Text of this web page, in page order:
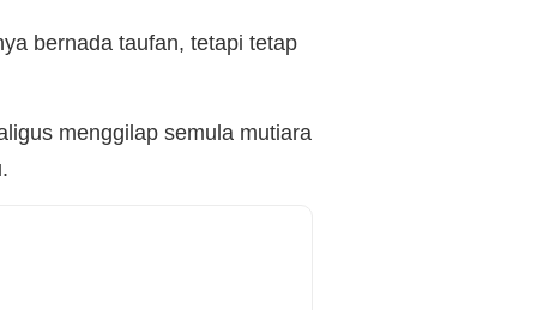
bernada taufan, tetapi tetap
menggilap semula mutiara